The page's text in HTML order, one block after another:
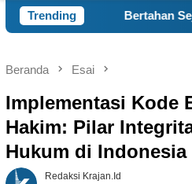
Trending
Sejak 1977, BBK 8
Beranda Esai
Implementasi Kode
Hakim: Pilar
Hukum di Indonesia
Redaksi Krajan.id